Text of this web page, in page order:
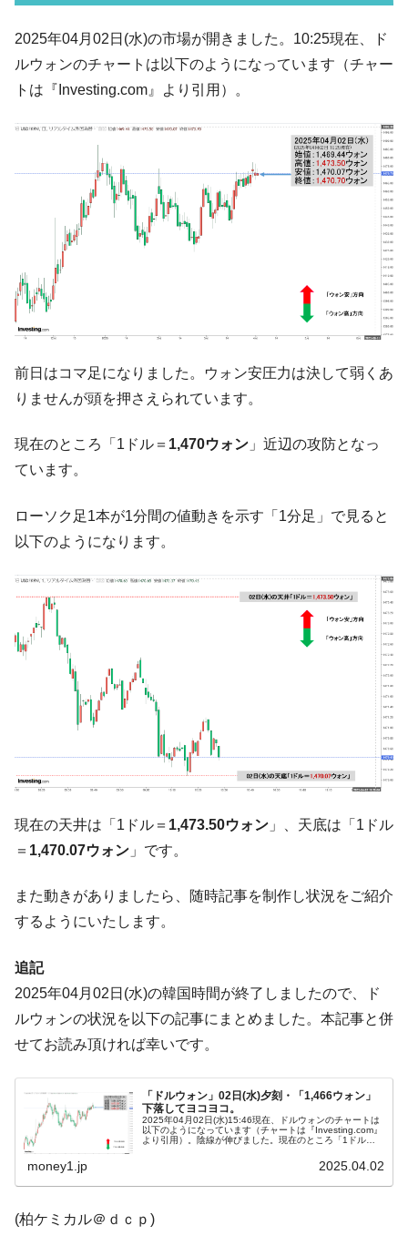
韓国「ここは北朝鮮なのか。選管がサーバ
ーにウソのデータを入力したのは明白だ」
言。
『Money1』
韓国は「中国と同じく」投資に不適格な国
『Money1』
『韓国銀行』が「金の保有量を増やしま
す」⇒「金を経由するドル入手」手段ではないのか？
『Money1』
韓国･外為取引量「1日当たり1,214.4億ド
ル」まで拡大 ⇒ 海外資金の動きに強く左右される状態
『Money1』
い「50.5％」に上昇
『Money1』
断
『Money1』
韓国･警察職員が「丸刈りになって抗議活
『Money1』
中国だけが鉄鋼輸出を異常増加させる ⇒ 中
国の過剰生産が世界を蝕む。
種は全般的「不調」⇒ PSIが示す現況は決して良くない。
『Money1』
【米韓激突案件】韓国消費者院が『クーパ
『Money1』 韓国で猛暑。南東部では干ばつ
『Money1』
韓国型イージス搭載の次世代駆逐艦
「KDDX」1番艦、2032年竣工と公示
『Money1』
【対日本円】ウォン安が急進！ 日米の協調
に韓国がいっちょがみしたのでは。
『Money1』
韓国政府『BYD』車への補助金を全廃 ⇒ 実
は韓国で『BYD』車は売れている。6カ月で対前年同期比
1.9倍！
く空港に詰めかけ「出て行け！」「極右勢力」のプラカー
ドを掲げる「在韓反米勢力」
ータセンター整備」⇒ だから無理だってば。
『Money1』
JPモルガン「韓国レバレッジETFの清算は
『Money1』
発。
『Money1』
韓国政府「ニセＫ-ブランドを通報しようキ
ャンペーン」⇒ あの名物教授も登場！
ぎ」では。
『Money1』
韓国鉄鋼最大手『POSCO』ズブズブ沈む。
営業利益80.2％も減少
『Money1』
米国下院「韓国の公務員個人をターゲット
する差別。許してはおかぬ
2025年04月02日(水)の市場が開きました。10:25現在、ド
ルウォンのチャートは以下のようになっています（チャー
トは『Investing.com』より引用）。
前日はコマ足になりました。ウォン安圧力は決して弱くあ
りませんが頭を押さえられています。
現在のところ「1ドル＝ 1,470ウォン 」近辺の攻防となっ
ています。
ローソク足1本が1分間の値動きを示す「1分足」で見ると
以下のようになります。
現在の天井は「1ドル＝ 1,473.50ウォン 」、天底は「1ドル
＝ 1,470.07ウォン 」です。
また動きがありましたら、随時記事を制作し状況をご紹介
するようにいたします。
追記
2025年04月02日(水)の韓国時間が終了しましたので、ド
ルウォンの状況を以下の記事にまとめました。本記事と併
せてお読み頂ければ幸いです。
「ドルウォン」02日(水)夕刻・「1,466ウォン」
下落してヨコヨコ。
2025年04月02日(水)15:46現在、ドルウォンのチャートは
以下のようになっています（チャートは『Investing.com』
より引用）。陰線が伸びました。現在のところ「1ドル＝
money1.jp 2025.04.02
(柏ケミカル＠ｄｃｐ)